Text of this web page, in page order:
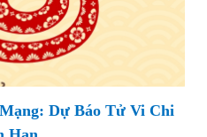
Dự Báo Tử Vi Chi